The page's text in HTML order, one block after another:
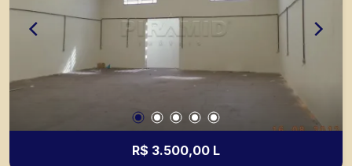
R$ 3.500,00 L